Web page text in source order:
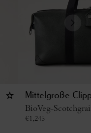
Mittelgroße
BioVeg-
€1,245